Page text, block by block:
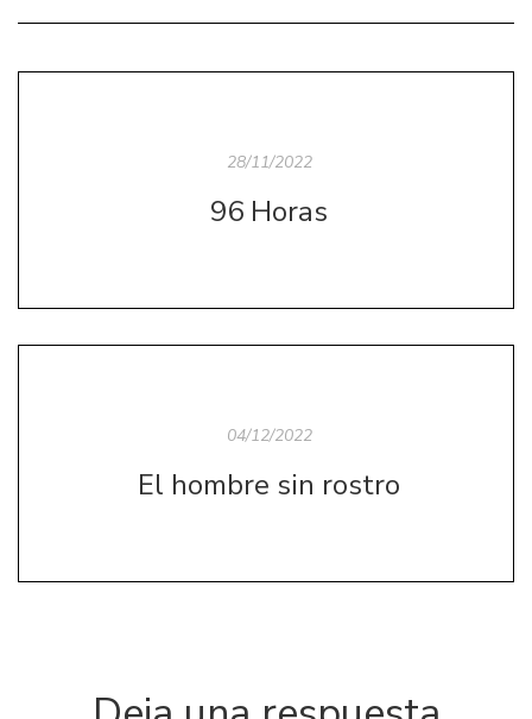
28/11/2022
96 Horas
04/12/2022
El hombre sin rostro